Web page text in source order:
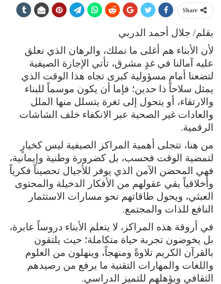
Share
بقلم/ جلال أحمد الدربي
لأن الأبناء هم أغلى ما نملك، والرهان الذي نعلق
عليه آمالنا في غدٍ مشرق، تأتي الإجازة الصيفية
لتضعنا أمام مسؤولية كبرى تجاه هذا الوقت الذي
يمثل سلاحاً ذا حدين؛ فإما أن يكون موسماً للبناء
والارتقاء، أو يتحول إلى ثغرة يتسلل منها الملل
والعادات غير الصحية عبر الانكفاء خلف الشاشات
الرقمية.
من هنا، تتجلى أهمية المراكز الصيفية ليس كخيارٍ
لتمضية الوقت فحسب، بل كضرورة وطنية وإيمانية،
فهي المحضن الآمن الذي يوفر للأجيال تحصيناً فكرياً
وأخلاقياً يقي عقولهم من الأفكار الدخيلة والمحتوى
العبثي، ويحول طاقاتهم نحو مسارات الاستثمار
النافع للذات والمجتمع.
في أروقة هذه المراكز، لا يتعلم الأبناء دروساً عابرة،
بل يخوضون تجربة حياة متكاملة؛ حيث يلتقون
بالقرآن الكريم تلاوةً ومنهجاً، وينهلون من العلوم
واللغات والمهارات التقنية ما يرفع من رصيدهم
الثقافي ويؤهلهم للتميز الدراسي.